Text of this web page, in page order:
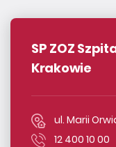
SP ZOZ
Krakowie
ul. Marii
12 400 10 00